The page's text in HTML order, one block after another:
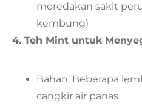
meredakan sakit
kembung)
4. Teh Mint untuk
Bahan: Beberapa
cangkir air panas